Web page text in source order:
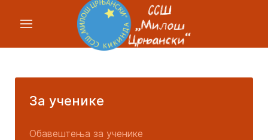
За ученике
Обавештења за ученике